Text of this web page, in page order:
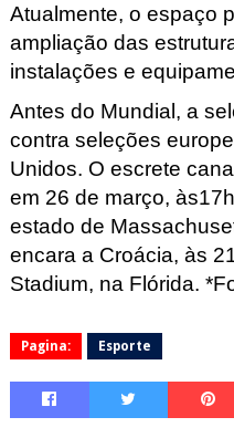
Atualmente, o espaço
ampliação das
instalações e
Antes do Mundial, a
contra seleções
Unidos. O escrete
em 26 de março,
estado de
encara a Croácia, às
Stadium, na Flórida.
Pagina: Esporte